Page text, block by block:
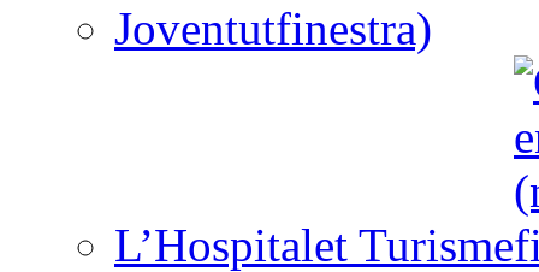
Joventut
L’Hospitalet Turisme